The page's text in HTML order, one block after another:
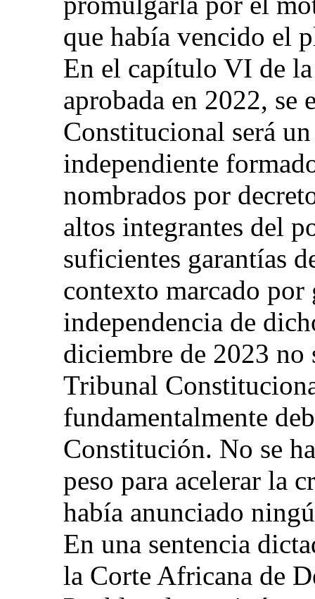
que había vencido el
En el capítulo VI de
aprobada en 2022, se
Constitucional será
independiente
nombrados por
altos integrantes del
suficientes garantías
contexto marcado
independencia de
diciembre de 2023 no
Tribunal
fundamentalmente
Constitución. No se
peso para acelerar la
había anunciado
En una sentencia
la Corte Africana de